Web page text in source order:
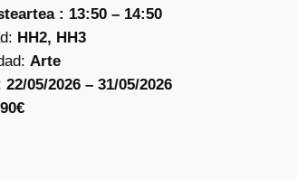
: 13:50 – 14:50
HH2, HH3
Arte
22/05/2026 – 31/05/2026
90€